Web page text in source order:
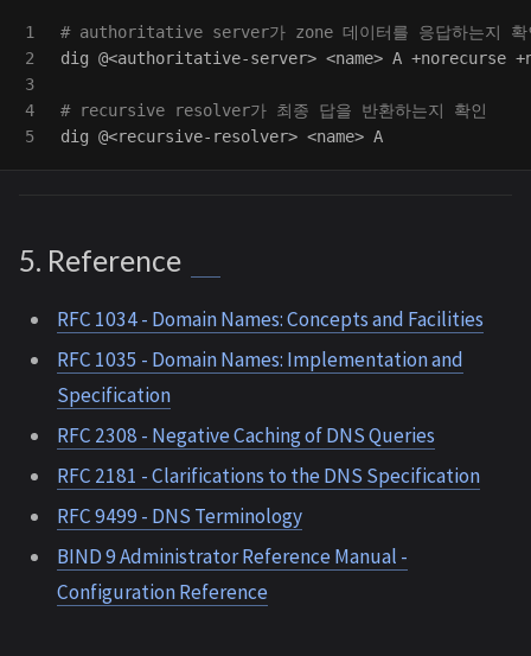
1
2
3
4
# authoritative server가 zone 데이터를 응답하는지 확
dig @<authoritative-server> <name> A +norecurse
# recursive resolver가 최종 답을 반환하는지 확인
5. Reference
RFC 1034 - Domain Names: Concepts and Facilities
RFC 1035 - Domain Names: Implementation and
Specification
RFC 2308 - Negative Caching of DNS Queries
RFC 2181 - Clarifications to the DNS Specification
RFC 9499 - DNS Terminology
BIND 9 Administrator Reference Manual -
Configuration Reference